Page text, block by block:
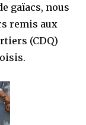
gaïacs, nous
remis aux
(CDQ)